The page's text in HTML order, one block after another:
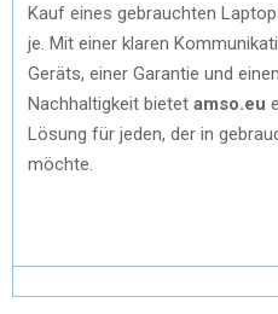
Kauf eines gebrauchten
je. Mit einer klaren
Geräts, einer Garantie und
Nachhaltigkeit bietet amso.eu
Lösung für jeden, der in
möchte.